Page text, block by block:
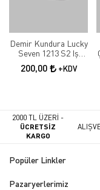
Demir Kundura Lucky
Seven 1213 S2 Iş
Ayakkabısı
200,00 +KDV
2000 TL ÜZERİ -
ÜCRETSİZ
KARGO
Popüler Linkler
Pazaryerlerimiz